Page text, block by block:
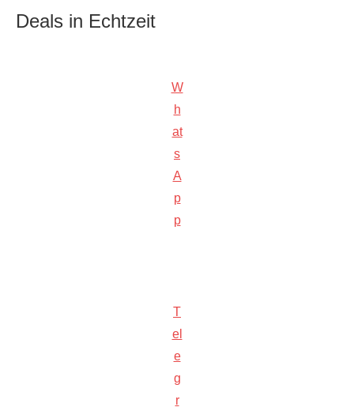
Deals in Echtzeit
W
h
at
s
A
p
p
T
el
e
g
r